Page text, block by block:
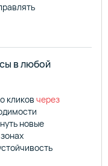
в любой
кликов через
новые